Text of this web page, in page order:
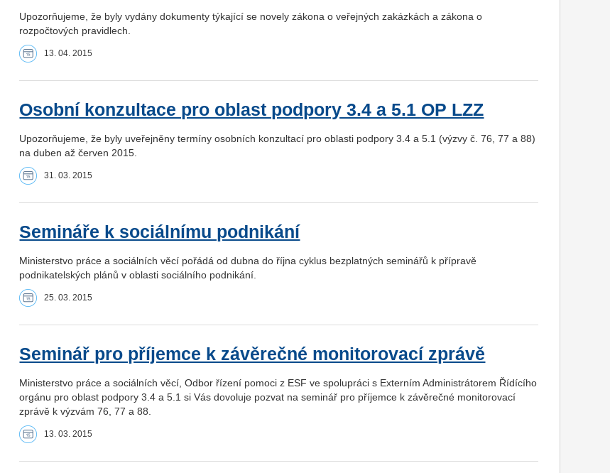
Upozorňujeme, že byly vydány dokumenty týkající se novely zákona o veřejných zakázkách a zákona o
rozpočtových pravidlech.
13. 04. 2015
Osobní konzultace pro oblast podpory 3.4 a 5.1 OP LZZ
Upozorňujeme, že byly uveřejněny termíny osobních konzultací pro oblasti podpory 3.4 a 5.1 (výzvy č. 76, 77 a 88)
na duben až červen 2015.
31. 03. 2015
Semináře k sociálnímu podnikání
Ministerstvo práce a sociálních věcí pořádá od dubna do října cyklus bezplatných seminářů k přípravě
podnikatelských plánů v oblasti sociálního podnikání.
25. 03. 2015
Seminář pro příjemce k závěrečné monitorovací zprávě
Ministerstvo práce a sociálních věcí, Odbor řízení pomoci z ESF ve spolupráci s Externím Administrátorem Řídícího
orgánu pro oblast podpory 3.4 a 5.1 si Vás dovoluje pozvat na seminář pro příjemce k závěrečné monitorovací
zprávě k výzvám 76, 77 a 88.
13. 03. 2015